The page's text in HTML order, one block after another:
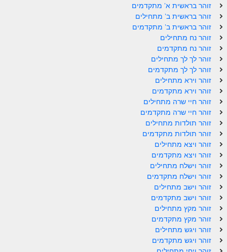
הזוהר הקדוש יתרו מתחילים
הזוהר הקדוש יתרו מתקדמים
משפטים מתחילים
הזוהר הקדוש משפטים מתקדמים
הזוהר הקדוש תרומה השקפה
הזוהר הקדוש תרומה מתקדמים
הזוהר הקדוש ספרא דצניעותא
הזוהר הקדוש תצווה השקפה
הזוהר הקדוש תצווה מתקדמים
ספר הזוהר הקדוש כי תשא השקפה
ספר הזוהר הקדוש ויקהל השקפה
ספר הזוהר הקדוש ויקהל מתקדמים
ספר הזוהר הקדוש פיקודי מתחילים
זוהר בראשית א' מתקדמים
זוהר בראשית ב' מתחילים
זוהר בראשית ב' מתקדמים
זוהר נח מתחילים
זוהר נח מתקדמים
זוהר לך לך מתחילים
זוהר לך לך מתקדמים
זוהר וירא מתחילים
זוהר וירא מתקדמים
זוהר חיי שרה מתחילים
זוהר חיי שרה מתקדמים
זוהר תולדות מתחילים
זוהר תולדות מתקדמים
זוהר ויצא מתחילים
זוהר ויצא מתקדמים
זוהר וישלח מתחילים
זוהר וישלח מתקדמים
זוהר וישב מתחילים
זוהר וישב מתקדמים
זוהר מקץ מתחילים
זוהר מקץ מתקדמים
זוהר ויגש מתחילים
זוהר ויגש מתקדמים